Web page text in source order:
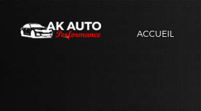
ACCUEIL